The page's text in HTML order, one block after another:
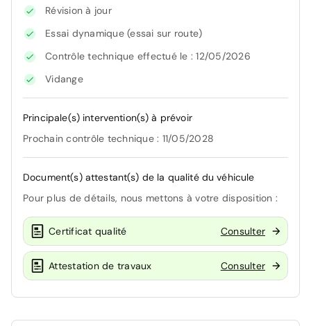
Révision à jour
Essai dynamique (essai sur route)
Contrôle technique effectué le : 12/05/2026
Vidange
Principale(s) intervention(s) à prévoir
Prochain contrôle technique : 11/05/2028
Document(s) attestant(s) de la qualité du véhicule
Pour plus de détails, nous mettons à votre disposition :
Certificat qualité Consulter
Attestation de travaux Consulter